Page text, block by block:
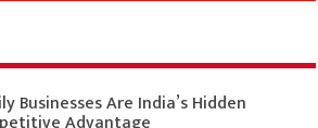
Businesses Are India’s Hidden